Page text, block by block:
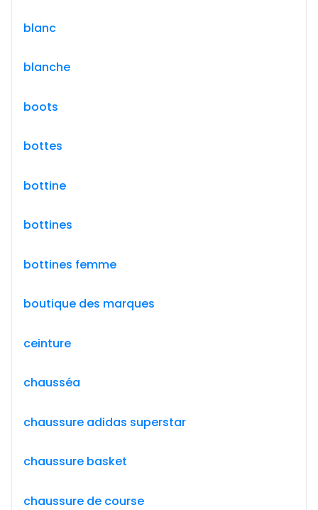
blanc
blanche
boots
bottes
bottine
bottines
bottines femme
boutique des marques
ceinture
chausséa
chaussure adidas superstar
chaussure basket
chaussure de course